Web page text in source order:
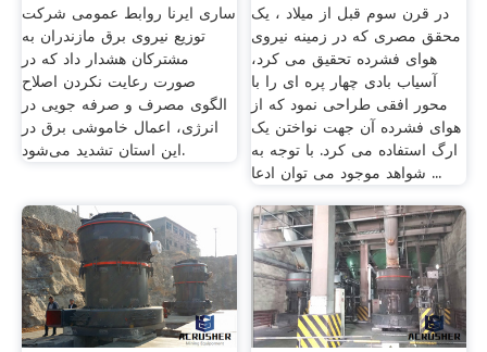
ساری ایرنا روابط عمومی شرکت
توزیع نیروی برق مازندران به
مشترکان هشدار داد که در
صورت رعایت نکردن اصلاح
الگوی مصرف و صرفه جویی در
انرژی، اعمال خاموشی برق در
این استان تشدید می‌شود.
در قرن سوم قبل از میلاد ، یک
محقق مصری که در زمینه نیروی
هوای فشرده تحقیق می کرد،
آسیاب بادی چهار پره ای را با
محور افقی طراحی نمود که از
هوای فشرده آن جهت نواختن یک
ارگ استفاده می کرد. با توجه به
شواهد موجود می توان ادعا ...